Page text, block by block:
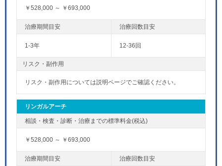
￥528,000 ～ ￥693,000
1-3年 12-36回
リスク・副作用
リスク・副作用については説明ページでご確認ください。
リンガルアーチ
￥528,000 ～ ￥693,000